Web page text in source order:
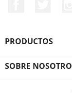
PRODUCTOS
SOBRE